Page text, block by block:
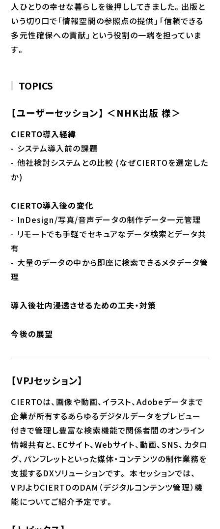
人ひとりの幸せな暮らしを後押ししてきました。出版と
いう切り口で「情報空間の参照点の提供」「信頼できる
多元性確保への貢献」という役割の一端を担っていま
す。
TOPICS
【ユーザーセッション】 ＜NHK出版 様＞
CIERTO導入経緯
- システム導入前の課題
- 他社検討システムとの比較 (なぜCIERTOを選定した
か)
CIERTO導入後の変化
- InDesign/写真/音声データの制作データ一元管理
- リモートでも手軽でセキュアなデータ検索とデータ共
有
- 大量のデータの中から即座に検索できるメタデータ管
理
導入後社内浸透させるための工夫・対策
今後の展望
【VPJセッション】
CIERTOは、画像や動画、イラスト、Adobeデータまで
企業が所有するあらゆるデジタルデータをプレビュー
付きで管理し豊富な検索機能で関係者間のオンライン
情報共有と、ECサイト、Webサイト、動画、SNS、カタロ
グ、パンフレットといった媒体・コンテンツの制作業務を
支援するDXソリューションです。 本セッションでは、
VPJよりCIERTOのDAM（デジタルコンテンツ管理）機
能についてご紹介予定です。